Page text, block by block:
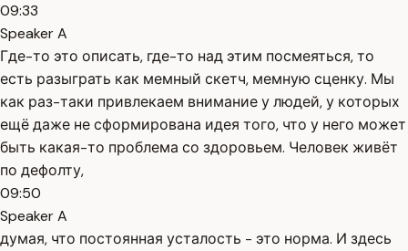
09:33
Speaker A
Где-то это описать, где-то над этим посмеяться, то
есть разыграть как мемный скетч, мемную сценку. Мы
как раз-таки привлекаем внимание у людей, у которых
ещё даже не сформирована идея того, что у него может
быть какая-то проблема со здоровьем. Человек живёт
по дефолту,
09:50
Speaker A
думая, что постоянная усталость - это норма. И здесь